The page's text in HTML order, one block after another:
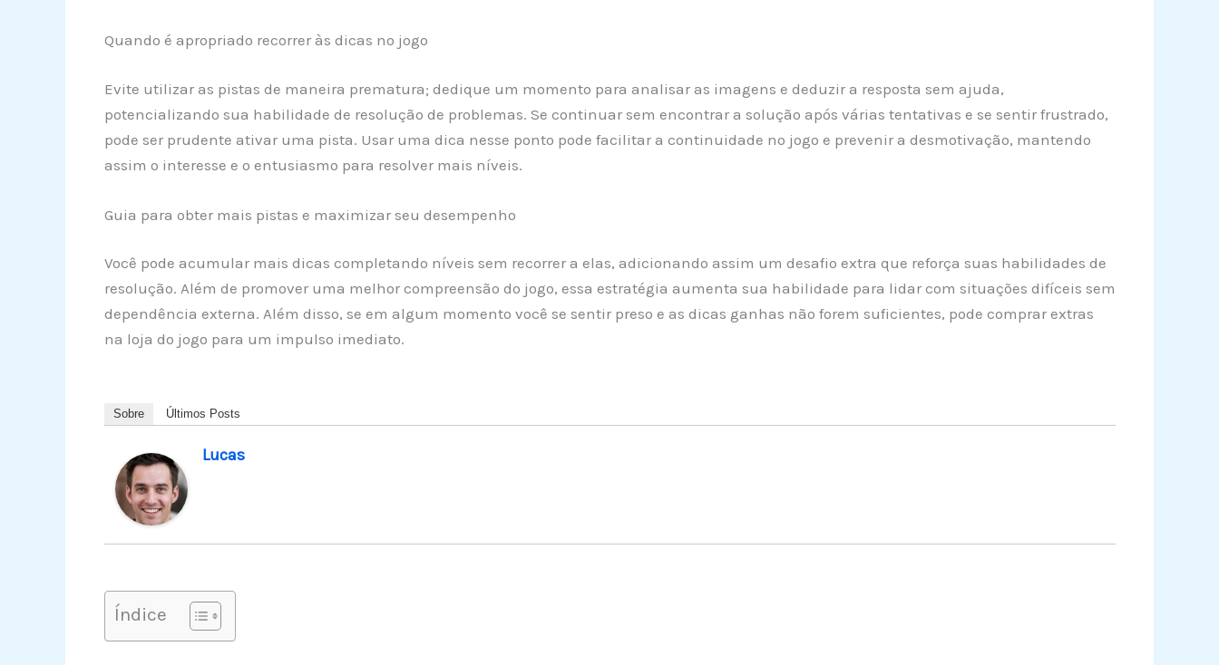
Quando é apropriado recorrer às dicas no jogo
Evite utilizar as pistas de maneira prematura; dedique um momento para analisar as imagens e deduzir a resposta sem ajuda,
potencializando sua habilidade de resolução de problemas. Se continuar sem encontrar a solução após várias tentativas e se sentir frustrado,
pode ser prudente ativar uma pista. Usar uma dica nesse ponto pode facilitar a continuidade no jogo e prevenir a desmotivação, mantendo
assim o interesse e o entusiasmo para resolver mais níveis.
Guia para obter mais pistas e maximizar seu desempenho
Você pode acumular mais dicas completando níveis sem recorrer a elas, adicionando assim um desafio extra que reforça suas habilidades de
resolução. Além de promover uma melhor compreensão do jogo, essa estratégia aumenta sua habilidade para lidar com situações difíceis sem
dependência externa. Além disso, se em algum momento você se sentir preso e as dicas ganhas não forem suficientes, pode comprar extras
na loja do jogo para um impulso imediato.
Sobre Últimos Posts
Lucas
Índice